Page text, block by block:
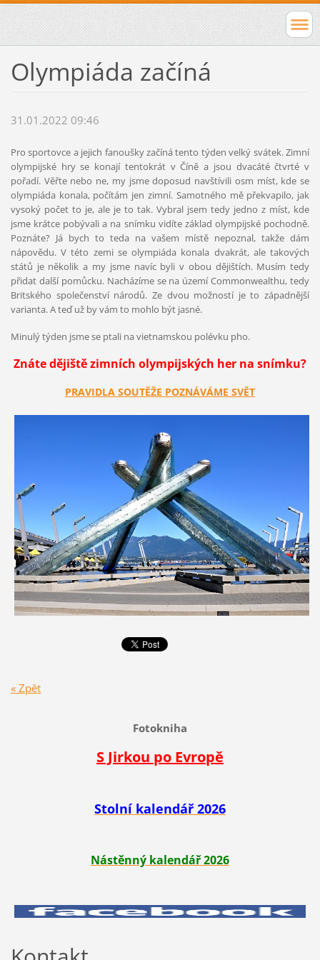
Olympiáda začíná
31.01.2022 09:46
Pro sportovce a jejich fanoušky začíná tento týden velký svátek. Zimní
olympijské hry se konají tentokrát v Číně a jsou dvacáté čtvrté v
pořadí. Věřte nebo ne, my jsme doposud navštívili osm míst, kde se
olympiáda konala, počítám jen zimní. Samotného mě překvapilo, jak
vysoký počet to je, ale je to tak. Vybral jsem tedy jedno z míst, kde
jsme krátce pobývali a na snímku vidíte základ olympijské pochodně.
Poznáte? Já bych to teda na vašem místě nepoznal, takže dám
nápovědu. V této zemi se olympiáda konala dvakrát, ale takových
států je několik a my jsme navíc byli v obou dějištích. Musím tedy
přidat další pomůcku. Nacházíme se na území Commonwealthu, tedy
Britského společenství národů. Ze dvou možností je to západnější
varianta. A teď už by vám to mohlo být jasné.
Minulý týden jsme se ptali na vietnamskou polévku pho.
Znáte dějiště zimních olympijských her na snímku?
PRAVIDLA SOUTĚŽE POZNÁVÁME SVĚT
« Zpět
Fotokniha
S Jirkou po Evropě
Stolní kalendář 2026
Nástěnný kalendář 2026